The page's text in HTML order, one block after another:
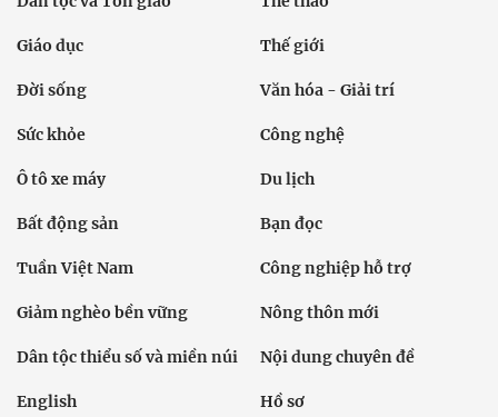
Giáo dục Thế giới
Đời sống Văn hóa - Giải trí
Sức khỏe Công nghệ
Ô tô xe máy Du lịch
Bất động sản Bạn đọc
Tuần Việt Nam Công nghiệp hỗ trợ
Giảm nghèo bền vững Nông thôn mới
Dân tộc thiểu số và miền núi Nội dung chuyên đề
English Hồ sơ